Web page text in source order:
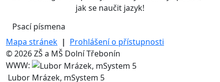
Psací písmena
Mapa stránek | Prohlášení o přístupnosti
© 2026 ZŠ a MŠ Dolní Třebonín
WWW:
Lubor Mrázek, mSystem 5